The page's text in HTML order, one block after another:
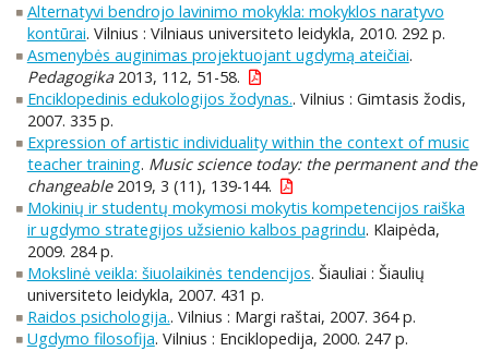
Alternatyvi bendrojo lavinimo mokykla: mokyklos naratyvo
kontūrai. Vilnius : Vilniaus universiteto leidykla, 2010. 292 p.
Asmenybės auginimas projektuojant ugdymą ateičiai.
Pedagogika2013, 112, 51-58.
Enciklopedinis edukologijos žodynas.. Vilnius : Gimtasis žodis,
2007. 335 p.
Expression of artistic individuality within the context of music
teacher training. Music science today: the permanent and the
changeable2019, 3 (11), 139-144.
Mokinių ir studentų mokymosi mokytis kompetencijos raiška
ir ugdymo strategijos užsienio kalbos pagrindu. Klaipėda,
2009. 284 p.
Mokslinė veikla: šiuolaikinės tendencijos. Šiauliai : Šiaulių
universiteto leidykla, 2007. 431 p.
Raidos psichologija.. Vilnius : Margi raštai, 2007. 364 p.
Ugdymo filosofija. Vilnius : Enciklopedija, 2000. 247 p.